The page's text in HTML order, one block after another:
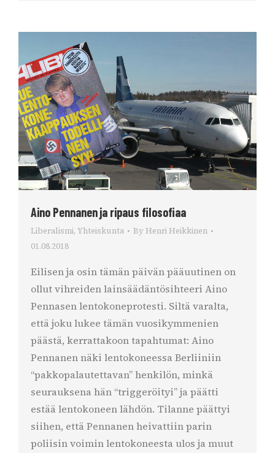
Aino Pennanen ja ripaus filosofiaa
Liberalismi, Yhteiskunta By Henri Heikkinen
01.08.2018
Eilisen ja osin tämän päivän pääuutinen on
ollut vihreiden lainsäädäntösihteeri Aino
Pennasen lentokoneprotesti. Siltä varalta,
että joku lukee tämän vuosikymmenien
päästä, kerrattakoon tapahtumat: Aino
Pennanen näki lentokoneessa Berliiniin
“pakkopalautettavan” henkilön, minkä
seurauksena hän “triggeröityi” ja päätti
estää lentokoneen lähdön. Tilanne päättyi
siihen, että Pennanen heivattiin parin
poliisin voimin lentokoneesta ulos ja muut